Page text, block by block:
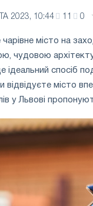
2023, 10:44 11 0
чарівне місто на
чудовою
ідеальний спосіб
відвідуєте місто
у Львові